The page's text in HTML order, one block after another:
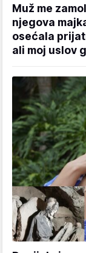
Muž me
njegova
osećala
ali moj uslov